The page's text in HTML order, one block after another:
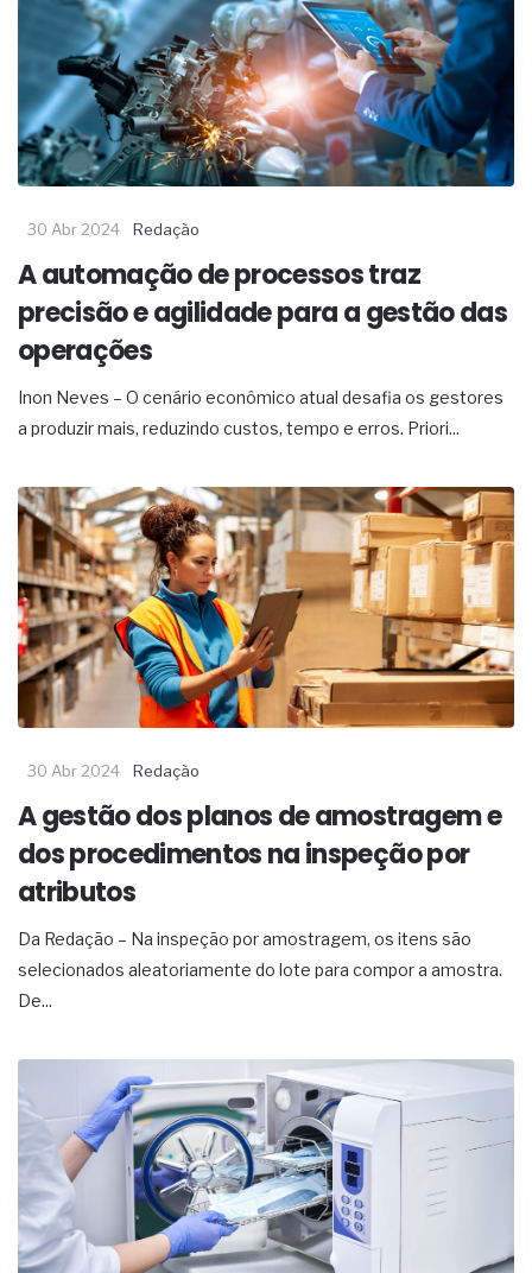
30 Abr 2024 Redação
A automação de processos traz
precisão e agilidade para a gestão das
operações
Inon Neves – O cenário econômico atual desafia os gestores
a produzir mais, reduzindo custos, tempo e erros. Priori...
30 Abr 2024 Redação
A gestão dos planos de amostragem e
dos procedimentos na inspeção por
atributos
Da Redação – Na inspeção por amostragem, os itens são
selecionados aleatoriamente do lote para compor a amostra.
De...